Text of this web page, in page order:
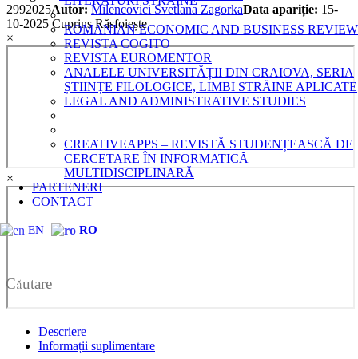
ROMANIAN ECONOMIC AND BUSINESS REVIEW
REVISTA COGITO
REVISTA EUROMENTOR
ANALELE UNIVERSITĂȚII DIN CRAIOVA, SERIA
ȘTIINȚE FILOLOGICE, LIMBI STRĂINE APLICATE
LEGAL AND ADMINISTRATIVE STUDIES
CREATIVEAPPS – REVISTĂ STUDENȚEASCĂ DE
CERCETARE ÎN INFORMATICĂ
MULTIDISCIPLINARĂ
PARTENERI
CONTACT
EN RO
2992025Autor: Milencovici Svetlana ZagorkaData apariție: 15-
10-2025 CuprinsRăsfoiește
×
×
Descriere
Informații suplimentare